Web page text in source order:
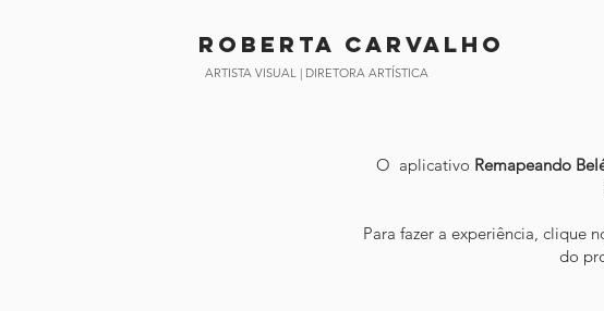
Roberta CArvalho
ARTISTA VISUAL | DIRETORA ARTÍSTICA
O aplicativo Remapeando
Para fazer a experiência, clique
do